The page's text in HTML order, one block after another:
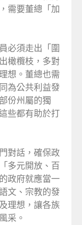
需要董總「加
必須走出「圍
橄欖枝，多對
想。董總也需
為公共利益發
份州屬的獨
些都有助於打
對話，確保政
多元開放、百
政府就應當一
文、宗教的發
理想，讓各族
采。